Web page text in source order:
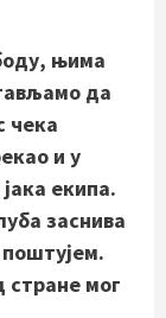
њима
да
чека
и у
екипа.
заснива
стране мог